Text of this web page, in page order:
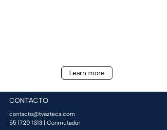
CONTACTO
contacto@tvazteca.com
55 1720 1313 | Conmutador